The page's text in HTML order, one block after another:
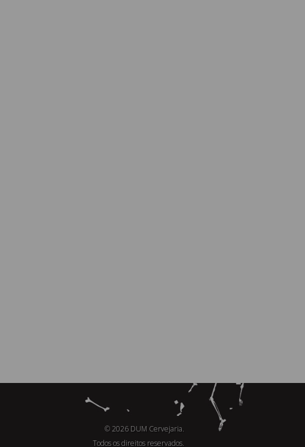
© 2026 DUM Cervejaria.
Todos os direitos reservados.